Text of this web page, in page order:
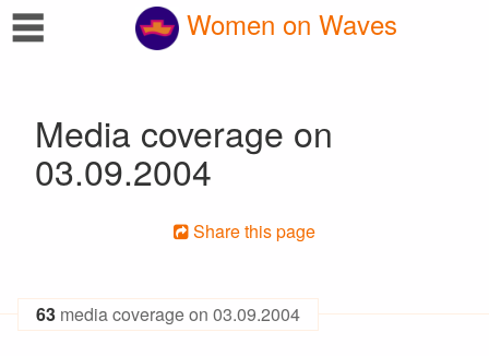
☰ Women on Waves
Media coverage on
03.09.2004
Share this page
63 media coverage on 03.09.2004